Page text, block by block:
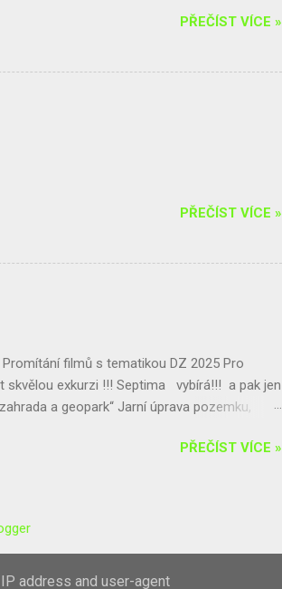
PŘEČÍST VÍCE »
PŘEČÍST VÍCE »
filmů s tematikou DZ 2025 Pro
exkurzi !!! Septima vybírá!!! a pak jen
a geopark“ Jarní úprava pozemku,
Tůně u Chotěboře a okolí p. dohled: Mgr.
PŘEČÍST VÍCE »
address and user-agent